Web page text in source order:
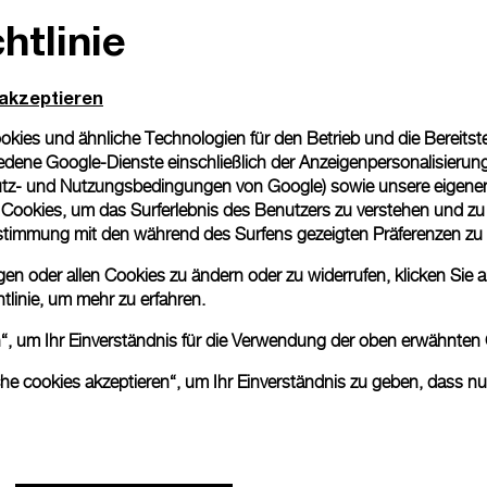
Mehr Informationen
Bitte beachten Sie, dass es
können beim tatsächlichen
und ähnliche Technologien für den Betrieb und die
Google-Dienste einschließlich der
und Nutzungsbedingungen von Google) sowie unsere
um das Surferlebnis des Benutzers zu verstehen und
mit den während des Surfens gezeigten Präferenzen
oder allen Cookies zu ändern oder zu widerrufen, klicken Sie
, um mehr zu erfahren.
um Ihr Einverständnis für die Verwendung der oben
cookies akzeptieren“, um Ihr Einverständnis zu geben, dass